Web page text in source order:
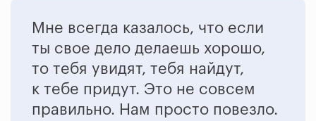
Мне всегда казалось, что если
ты свое дело делаешь хорошо,
то тебя увидят, тебя найдут,
к тебе придут. Это не совсем
правильно. Нам просто повезло.